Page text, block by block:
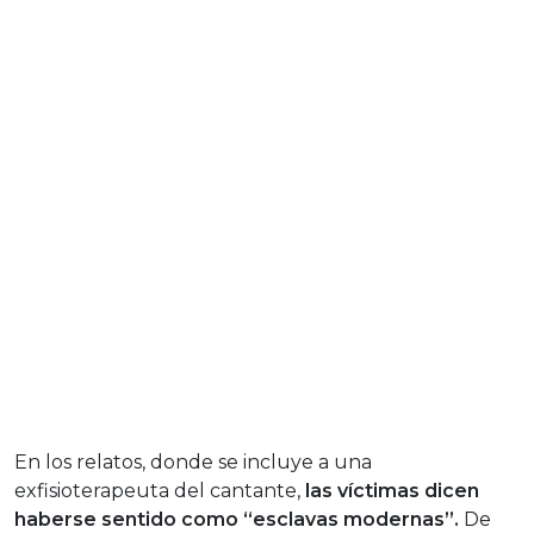
En los relatos, donde se incluye a una
exfisioterapeuta del cantante, las víctimas dicen
haberse sentido como “esclavas modernas”. De